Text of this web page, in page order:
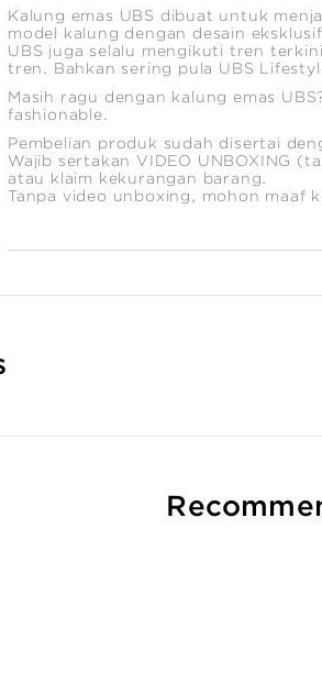
Kalung emas UBS dibuat untuk
model kalung dengan desain
UBS juga selalu mengikuti tren
tren. Bahkan sering pula UBS
Masih ragu dengan kalung emas
fashionable.
Pembelian produk sudah disertai
Wajib sertakan VIDEO UNBOXING
atau klaim kekurangan barang.
Tanpa video unboxing, mohon maaf